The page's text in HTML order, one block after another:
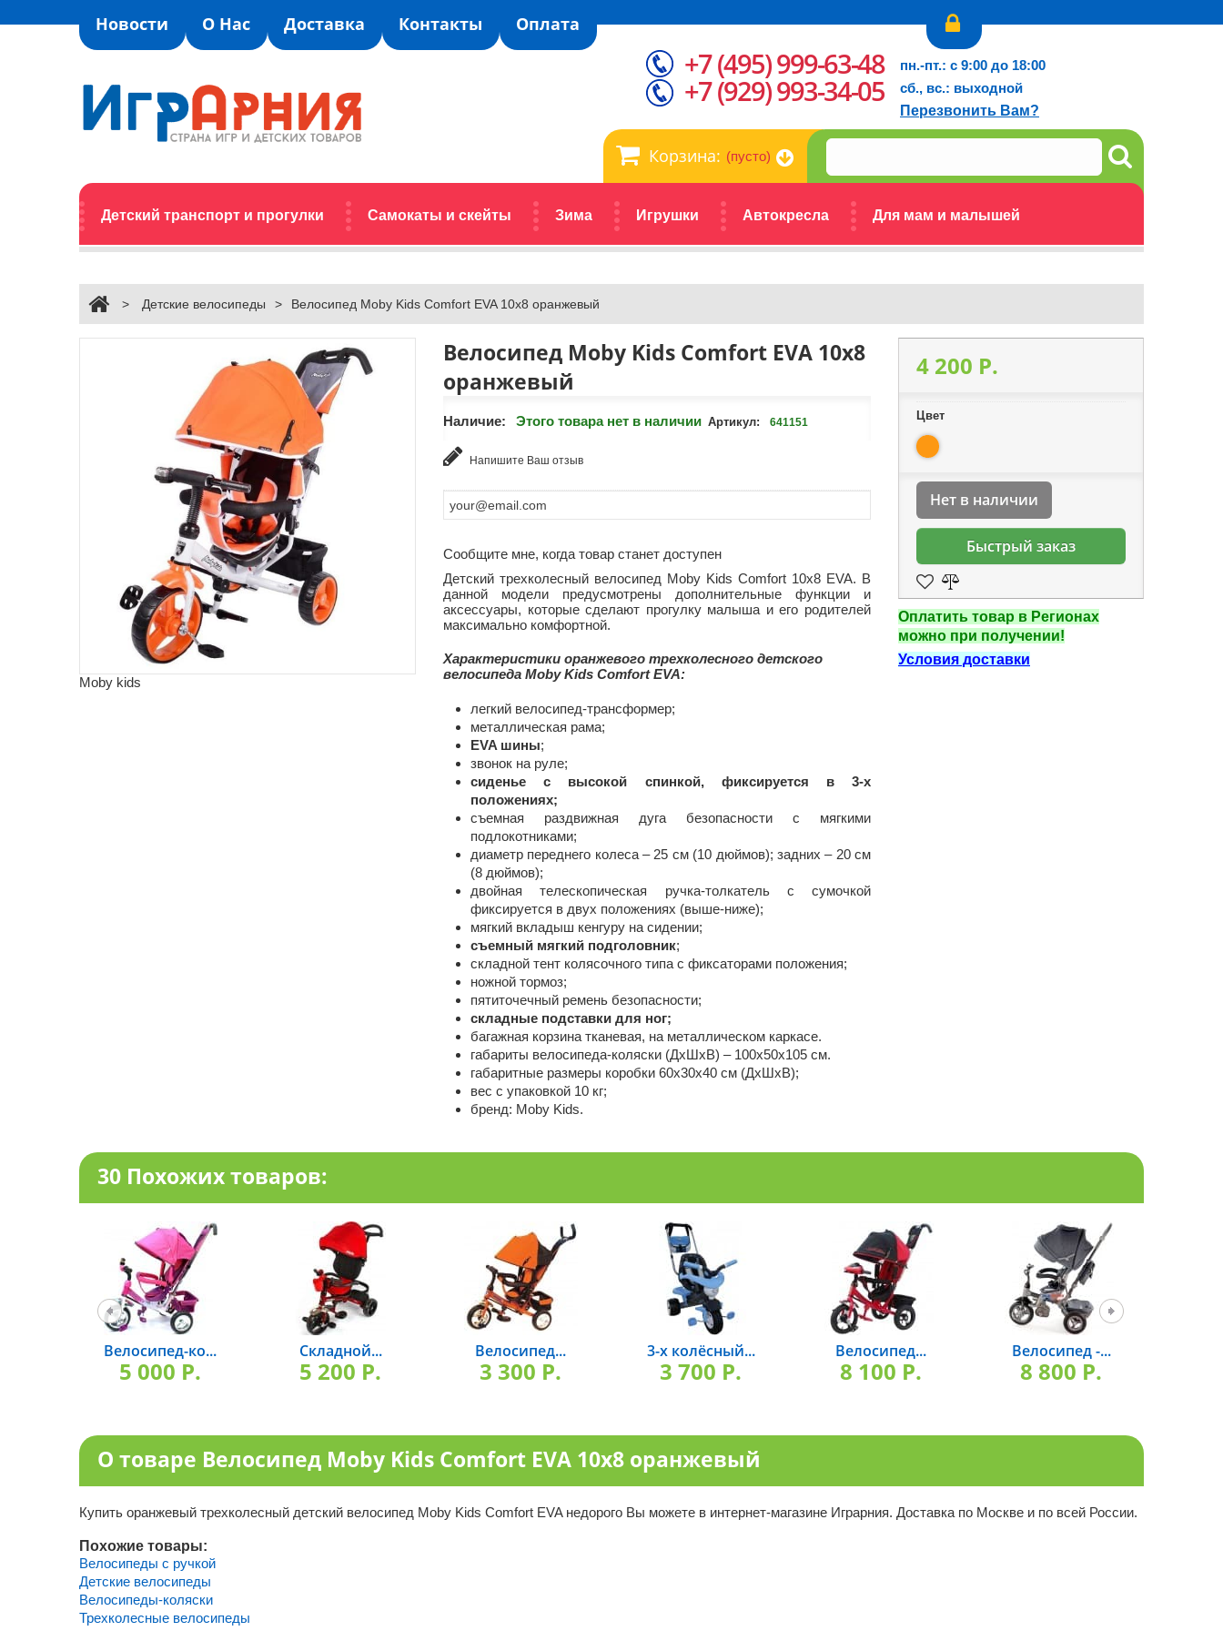
Новости О Нас Доставка Контакты Оплата
Корзина: (пусто)
Детский транспорт и прогулки Самокаты и скейты Зима Игрушки Автокресла Для мам и малышей
+7 (495) 999-63-48
+7 (929) 993-34-05
пн.-пт.: с 9:00 до 18:00
сб., вс.: выходной
Перезвонить Вам?
> Детские велосипеды > Велосипед Moby Kids Comfort EVA 10x8 оранжевый
Moby kids
Велосипед Moby Kids Comfort EVA 10x8
оранжевый
Наличие: Этого товара нет в наличии Артикул: 641151
Напишите Ваш отзыв
Сообщите мне, когда товар станет доступен
Детский трехколесный велосипед Moby Kids Comfort 10х8 EVA. В
данной модели предусмотрены дополнительные функции и
аксессуары, которые сделают прогулку малыша и его родителей
максимально комфортной.
Характеристики оранжевого трехколесного детского
велосипеда Moby Kids Comfort EVA:
легкий велосипед-трансформер;
металлическая рама;
EVA шины;
звонок на руле;
сиденье с высокой спинкой, фиксируется в 3-х
положениях;
съемная раздвижная дуга безопасности с мягкими
подлокотниками;
диаметр переднего колеса – 25 см (10 дюймов); задних – 20 см
(8 дюймов);
двойная телескопическая ручка-толкатель с сумочкой
фиксируется в двух положениях (выше-ниже);
мягкий вкладыш кенгуру на сидении;
съемный мягкий подголовник;
складной тент колясочного типа с фиксаторами положения;
ножной тормоз;
пятиточечный ремень безопасности;
складные подставки для ног;
багажная корзина тканевая, на металлическом каркасе.
габариты велосипеда-коляски (ДхШхВ) – 100х50х105 см.
габаритные размеры коробки 60x30x40 см (ДхШхВ);
вес с упаковкой 10 кг;
бренд: Moby Kids.
4 200 P.
Цвет
Нет в наличии
Быстрый заказ
Оплатить товар в Регионах
можно при получении!
Условия доставки
30 Похожих товаров:
Велосипед-ко...
5 000 P.
Складной...
5 200 P.
Велосипед...
3 300 P.
3-х колёсный...
3 700 P.
Велосипед...
8 100 P.
Велосипед -...
8 800 P.
О товаре Велосипед Moby Kids Comfort EVA 10x8 оранжевый
Купить оранжевый трехколесный детский велосипед Moby Kids Comfort EVA недорого Вы можете в интернет-магазине Играрния. Доставка по Москве и по всей России.
Похожие товары:
Велосипеды с ручкой
Детские велосипеды
Велосипеды-коляски
Трехколесные велосипеды